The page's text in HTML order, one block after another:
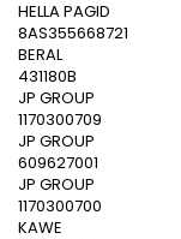
HELLA PAGID
8AS355668721
BERAL
431180B
JP GROUP
1170300709
JP GROUP
609627001
JP GROUP
1170300700
KAWE